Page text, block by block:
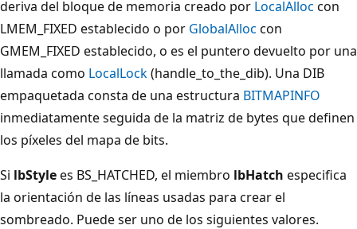
deriva del bloque de memoria creado por LocalAlloc con
LMEM_FIXED establecido o por GlobalAlloc con
GMEM_FIXED establecido, o es el puntero devuelto por una
llamada como LocalLock(handle_to_the_dib). Una DIB
empaquetada consta de una estructura BITMAPINFO
inmediatamente seguida de la matriz de bytes que definen
los píxeles del mapa de bits.
Si lbStylees BS_HATCHED, el miembro lbHatch especifica
la orientación de las líneas usadas para crear el
sombreado. Puede ser uno de los siguientes valores.